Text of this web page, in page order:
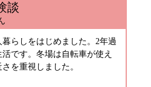
談
らしをはじめました。2年過
です。冬場は自転車が使え
を重視しました。